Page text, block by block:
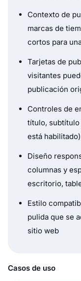
Contexto de
marcas de
cortos para
Tarjetas de
visitantes
publicación
Controles de
título, subtítulo
está habilitado)
Diseño
columnas y
escritorio,
Estilo
pulida que se
sitio web
Casos de uso